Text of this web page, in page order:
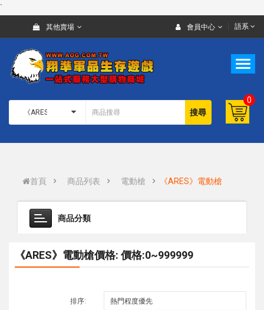
`
其他賣場 會員中心 語系
搜尋
0
首頁 商品列表 電動槍 《ARES》電動槍
商品分類
《ARES》電動槍價格: 價格:0~999999
排序: